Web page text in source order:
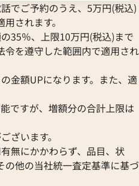
でご予約のうえ、5万円(税込)
されます。
35％、上限10万円(税込)まで
令を遵守した範囲内で適用され
金額UPになります。また、適
ですが、増額分の合計上限は
ざいます。
無にかかわらず、品目、状
他の当社統一査定基準に基づ